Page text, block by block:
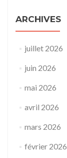
ARCHIVES
juillet 2026
juin 2026
mai 2026
avril 2026
mars 2026
février 2026